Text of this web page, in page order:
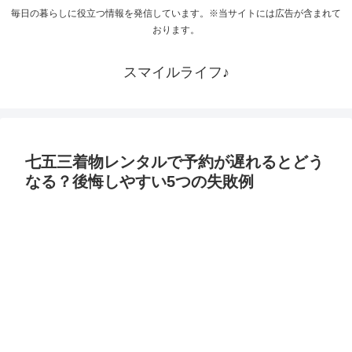
毎日の暮らしに役立つ情報を発信しています。※当サイトには広告が含まれて
おります。
スマイルライフ♪
七五三着物レンタルで予約が遅れるとどう
なる？後悔しやすい5つの失敗例